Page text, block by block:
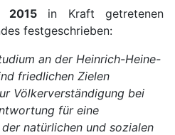
2015in Kraft getretenen
festgeschrieben:
an der Heinrich-Heine-
friedlichen Zielen
Völkerverständigung bei
für eine
natürlichen und sozialen